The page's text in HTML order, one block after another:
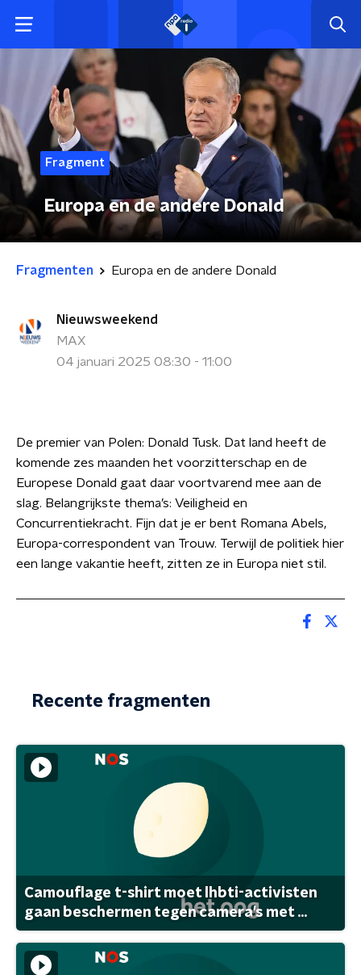
Fragment
Europa en de andere Donald
Fragmenten Europa en de andere Donald
Nieuwsweekend
MAX
04 januari 2025 08:30 - 11:00
De premier van Polen: Donald Tusk. Dat land heeft de
komende zes maanden het voorzitterschap en de
Europese Donald gaat daar voortvarend mee aan de
slag. Belangrijkste thema’s: Veiligheid en
Concurrentiekracht. Fijn dat je er bent Romana Abels,
Europa-correspondent van Trouw. Terwijl de politiek hier
een lange vakantie heeft, zitten ze in Europa niet stil.
Recente fragmenten
Camouflage t-shirt moet lhbti-activisten
gaan beschermen tegen camera's met ...